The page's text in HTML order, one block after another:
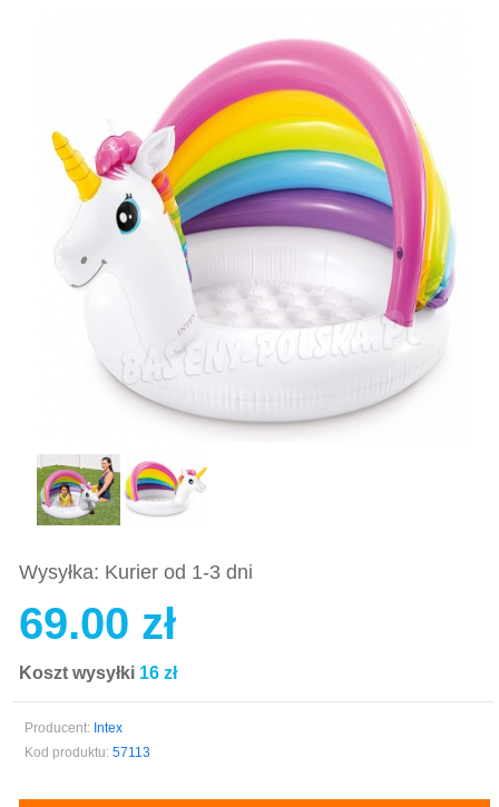
Wysyłka: Kurier od 1-3 dni
69.00 zł
Koszt wysyłki 16 zł
Producent: Intex
Kod produktu: 57113